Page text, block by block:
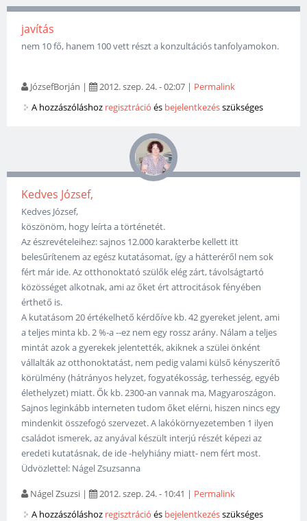
javítás
nem 10 fő, hanem 100 vett részt a konzultációs tanfolyamokon.
JózsefBorján | 2012. szep. 24. - 02:07 | Permalink
A hozzászóláshoz regisztráció és bejelentkezésszükséges
Kedves József,
Kedves József,
köszönöm, hogy leírta a történetét.
Az észrevételeihez: sajnos 12.000 karakterbe kellett itt
belesűrítenem az egész kutatásomat, így a hátteréről nem sok
fért már ide. Az otthonoktató szülők elég zárt, távolságtartó
közösséget alkotnak, ami az őket ért attrocitások fényében
érthető is.
A kutatásom 20 értékelhető kérdőíve kb. 42 gyereket jelent, ami
a teljes minta kb. 2 %-a --ez nem egy rossz arány. Nálam a teljes
mintát azok a gyerekek jelentették, akiknek a szülei önként
vállalták az otthonoktatást, nem pedig valami külső kényszerítő
körülmény (hátrányos helyzet, fogyatékosság, terhesség, egyéb
élethelyzet) miatt. Ők kb. 2300-an vannak ma, Magyaroszágon.
Sajnos leginkább interneten tudom őket elérni, hiszen nincs egy
mindenkit összefogó szervezet. A lakókörnyezetemben 1 ilyen
családot ismerek, az anyával készült interjú részét képezi az
eredeti kutatásnak, de ide -helyhiány miatt- nem fért most.
Üdvözlettel: Nágel Zsuzsanna
Nágel Zsuzsi | 2012. szep. 24. - 10:41 | Permalink
A hozzászóláshoz regisztráció és bejelentkezésszükséges